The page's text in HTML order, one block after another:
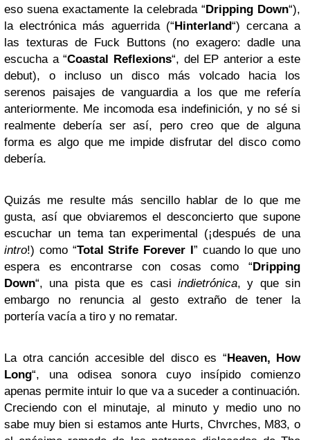
eso suena exactamente la celebrada “Dripping Down“),
la electrónica más aguerrida (“Hinterland“) cercana a
las texturas de Fuck Buttons (no exagero: dadle una
escucha a “Coastal Reflexions“, del EP anterior a este
debut), o incluso un disco más volcado hacia los
serenos paisajes de vanguardia a los que me refería
anteriormente. Me incomoda esa indefinición, y no sé si
realmente debería ser así, pero creo que de alguna
forma es algo que me impide disfrutar del disco como
debería.
Quizás me resulte más sencillo hablar de lo que me
gusta, así que obviaremos el desconcierto que supone
escuchar un tema tan experimental (¡después de una
intro!) como “Total Strife Forever I” cuando lo que uno
espera es encontrarse con cosas como “Dripping
Down“, una pista que es casi indietrónica, y que sin
embargo no renuncia al gesto extraño de tener la
portería vacía a tiro y no rematar.
La otra canción accesible del disco es “Heaven, How
Long“, una odisea sonora cuyo insípido comienzo
apenas permite intuir lo que va a suceder a continuación.
Creciendo con el minutaje, al minuto y medio uno no
sabe muy bien si estamos ante Hurts, Chvrches, M83, o